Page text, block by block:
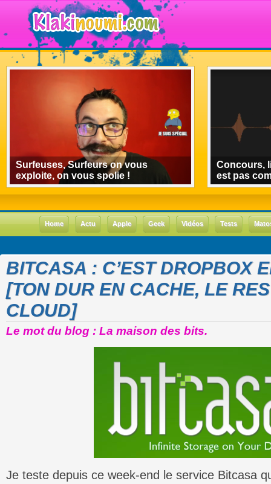
Surfeuses, Surfeurs on vous
exploite, on vous spolie !
Concours,
est pas
Home Actu Apple Geek Vidéos Tests
BITCASA : C’EST DROPBOX
[TON DUR EN CACHE, LE
CLOUD]
Le mot du blog : La maison des bits.
Je teste depuis ce week-end le service Bitcasa